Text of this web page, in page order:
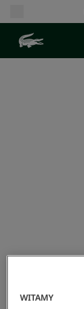
WITAMY